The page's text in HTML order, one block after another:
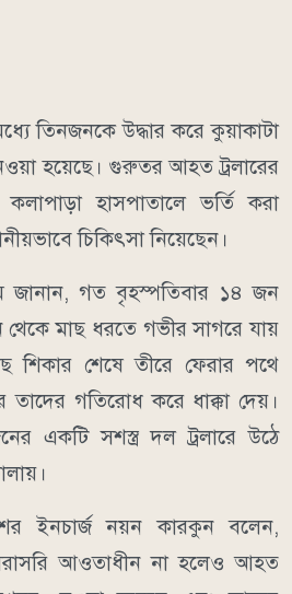
তিনজনকে উদ্ধার করে কুয়াকাটা
হয়েছে। গুরুতর আহত ট্রলারের
হাসপাতালে ভর্তি করা
চিকিৎসা নিয়েছেন।
জানান, গত বৃহস্পতিবার ১৪ জন
থেকে মাছ ধরতে গভীর সাগরে যায়
শিকার শেষে তীরে ফেরার পথে
তাদের গতিরোধ করে ধাক্কা দেয়।
একটি সশস্ত্র দল ট্রলারে উঠে
ইনচার্জ নয়ন কারকুন বলেন,
আওতাধীন না হলেও আহত